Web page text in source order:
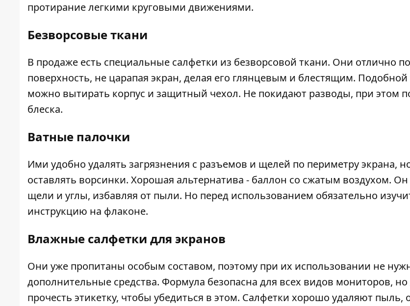
протирание легкими круговыми движениями.
Безворсовые ткани
В продаже есть специальные салфетки из безворсовой ткани. Они отлично
поверхность, не царапая экран, делая его глянцевым и блестящим.
можно вытирать корпус и защитный чехол. Не покидают разводы, при этом
блеска.
Ватные палочки
Ими удобно удалять загрязнения с разъемов и щелей по периметру экрана,
оставлять ворсинки. Хорошая альтернатива - баллон со сжатым воздухом. Он
щели и углы, избавляя от пыли. Но перед использованием обязательно
инструкцию на флаконе.
Влажные салфетки для экранов
Они уже пропитаны особым составом, поэтому при их использовании не
дополнительные средства. Формула безопасна для всех видов мониторов,
прочесть этикетку, чтобы убедиться в этом. Салфетки хорошо удаляют пыль,